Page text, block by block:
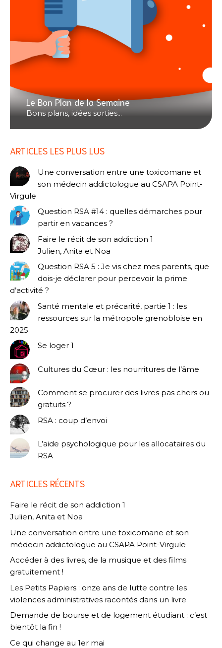
Le Bon Plan de la Semaine
Bons plans, idées sorties...
ARTICLES LES PLUS LUS
Une conversation entre une toxicomane et
son médecin addictologue au CSAPA Point-
Virgule
Question RSA #14 : quelles démarches pour
partir en vacances ?
Faire le récit de son addiction 1
Julien, Anita et Noa
Question RSA 5 : Je vis chez mes parents, que
dois-je déclarer pour percevoir la prime
d’activité ?
Santé mentale et précarité, partie 1 : les
ressources sur la métropole grenobloise en
2025
Se loger 1
Cultures du Cœur : les nourritures de l’âme
Comment se procurer des livres pas chers ou
gratuits ?
RSA : coup d’envoi
L’aide psychologique pour les allocataires du
RSA
ARTICLES RÉCENTS
Faire le récit de son addiction 1
Julien, Anita et Noa
Une conversation entre une toxicomane et son
médecin addictologue au CSAPA Point-Virgule
Accéder à des livres, de la musique et des films
gratuitement !
Les Petits Papiers : onze ans de lutte contre les
violences administratives racontés dans un livre
Demande de bourse et de logement étudiant : c’est
bientôt la fin !
Ce qui change au 1er mai